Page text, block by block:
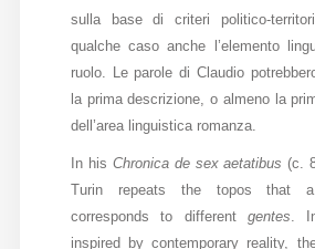
sulla base di criteri politico-
qualche caso anche l’elemento
ruolo. Le parole di Claudio
la prima descrizione, o almeno la
dell’area linguistica romanza.
In his Chronica de sex aetatibus (c.
Turin repeats the topos that
corresponds to different gentes.
inspired by contemporary reality,